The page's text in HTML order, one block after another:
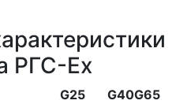
РГС-Ех
G25 G40G65